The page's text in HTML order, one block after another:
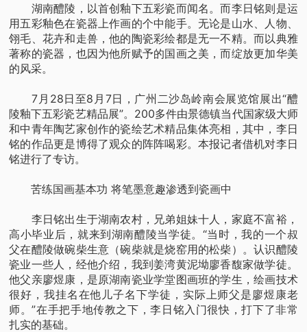
湖南醴陵，以首创釉下五彩瓷而闻名。而李日铭则是运
用五彩釉色在瓷器上作画的个中能手。无论是山水、人物、
翎毛、花卉和走兽，他的陶瓷彩绘都是无一不精。而以典雅
著称的瓷器，也因为他所赋予的国画之美，而绽放更加华美
的风采。
7月28日至8月7日，广州二沙岛岭南会展览馆展出“醴
陵釉下五彩瓷艺精品展”。200多件由景德镇当代国家级大师
和中青年陶艺家创作的瓷绘艺术精品集体亮相，其中，李日
铭的作品更是博得了观众的阵阵喝彩。本报记者借机对李日
铭进行了专访。
苦练国画基本功 将笔墨意趣渗透到瓷画中
李日铭出生于湖南农村，兄弟姐妹十人，家庭不富裕，
高小毕业后，就来到湖南醴陵当学徒。“当时，我的一个叔
父在醴陵做碗柴生意（碗柴就是烧窑用的松柴）。认识醴陵
瓷业一些人，经他介绍，我到姜湾黄泥坳廖香馥家做学徒。
他父亲廖煜康，是原湖南瓷业学堂图画班的学生，绘画技术
很好，我挂名在他儿子名下学徒，实际上师父是廖煜康老
师。”在手把手地传教之下，李日铭入门很快，打下了非常
扎实的基础。